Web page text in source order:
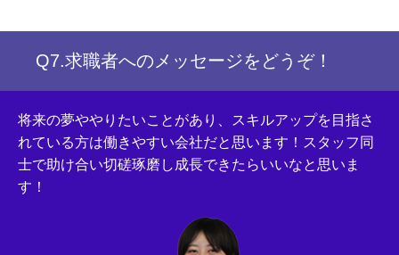
Q7.求職者へのメッセージをどうぞ！
将来の夢ややりたいことがあり、スキルアップを目指さ
れている方は働きやすい会社だと思います！ スタッフ同
士で助け合い切磋琢磨し成長できたらいいなと思いま
す！